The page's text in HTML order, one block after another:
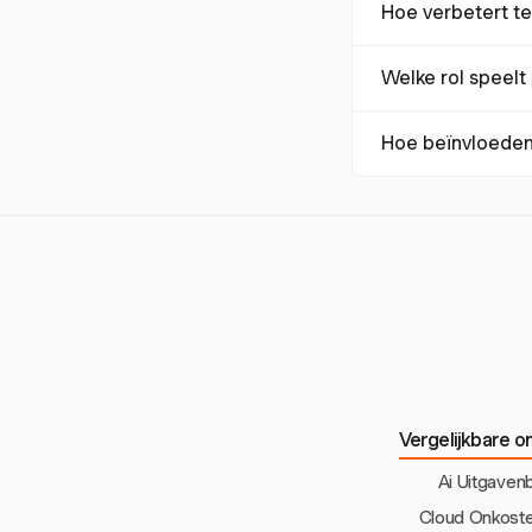
transacties
Hoe verbetert
voertuigprestaties
Welke rol
kan verbeteren.
Hoe
Vergelijkbare
Ai
Cloud